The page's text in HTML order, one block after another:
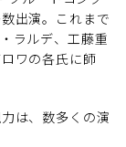
出演。これまで
ラルデ、工藤重
ワの各氏に師
は、数多くの演